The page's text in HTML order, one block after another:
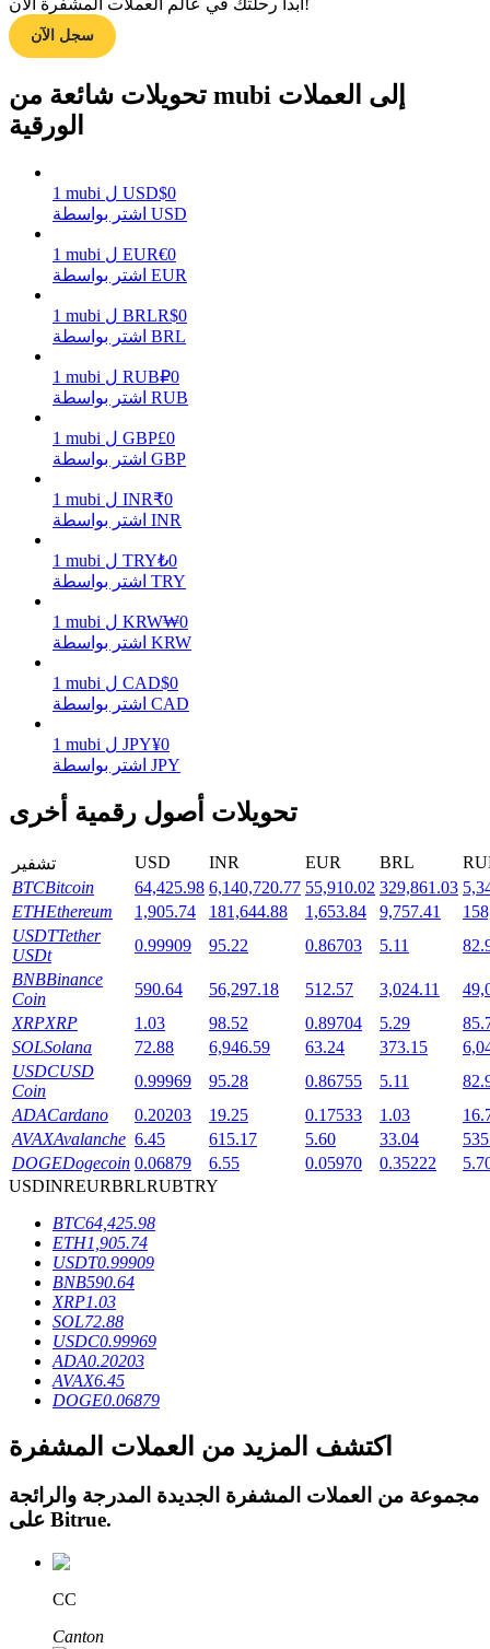
استراتيجيات التداول
تعلم كيفية البقاء مربحة
يكسب
خنزير الطاقة
احصل على مكافآت تنافسية يوميًا
التوقيع المساحي
عوائد عالية والوصول الفوري
Launchpool
الرهان المرن لكسب العملات الرقمية الشهيرة
سجل الآن
تحويلات شائعة من mubi إلى العملات
الورقية
1 mubi ل USD$0
اشتر بواسطة USD
1 mubi ل EUR€0
اشتر بواسطة EUR
1 mubi ل BRLR$0
اشتر بواسطة BRL
1 mubi ل RUB₽0
اشتر بواسطة RUB
1 mubi ل GBP£0
اشتر بواسطة GBP
1 mubi ل INR₹0
اشتر بواسطة INR
1 mubi ل TRY₺0
اشتر بواسطة TRY
1 mubi ل KRW₩0
اشتر بواسطة KRW
1 mubi ل CAD$0
اشتر بواسطة CAD
1 mubi ل JPY¥0
اشتر بواسطة JPY
تحويلات أصول رقمية أخرى
تشفير USD INR EUR BRL
BTCBitcoin 64,425.98 6,140,720.77 55,910.02 329,861.03
ETHEthereum 1,905.74 181,644.88 1,653.84 9,757.41
USDTTether
USDt
0.99909 95.22 0.86703 5.11
BNBBinance
Coin
590.64 56,297.18 512.57 3,024.11
XRPXRP 1.03 98.52 0.89704 5.29
SOLSolana 72.88 6,946.59 63.24 373.15
USDCUSD
Coin
0.99969 95.28 0.86755 5.11
ADACardano 0.20203 19.25 0.17533 1.03
AVAXAvalanche 6.45 615.17 5.60 33.04
DOGEDogecoin 0.06879 6.55 0.05970 0.35222
USDINREURBRLRUBTRY
BTC64,425.98
ETH1,905.74
USDT0.99909
BNB590.64
XRP1.03
SOL72.88
USDC0.99969
ADA0.20203
AVAX6.45
DOGE0.06879
اكتشف المزيد من العملات المشفرة
مجموعة من العملات المشفرة الجديدة المدرجة والرائجة
Bitrue.
CC
Canton